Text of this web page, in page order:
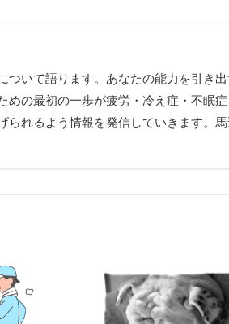
ついて語ります。あなたの能力を引き
めの最初の一歩が疲労・冷え症・不眠症
られるよう情報を発信していきます。馬